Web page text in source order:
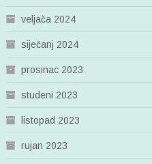
veljača 2024
siječanj 2024
prosinac 2023
studeni 2023
listopad 2023
rujan 2023